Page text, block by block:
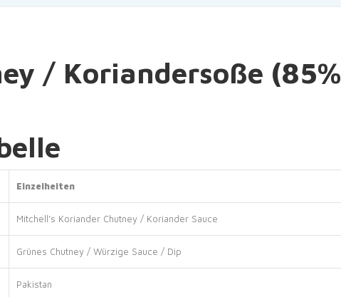
/ Koriandersoße (85%
Einzelheiten
Mitchell’s Koriander Chutney / Koriander Sauce
Grünes Chutney / Würzige Sauce / Dip
Pakistan